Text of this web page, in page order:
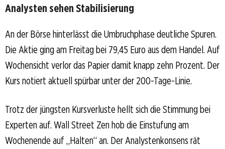
Analysten sehen Stabilisierung
An der Börse hinterlässt die Umbruchphase deutliche Spuren.
Die Aktie ging am Freitag bei 79,45 Euro aus dem Handel. Auf
Wochensicht verlor das Papier damit knapp zehn Prozent. Der
Kurs notiert aktuell spürbar unter der 200-Tage-Linie.
Trotz der jüngsten Kursverluste hellt sich die Stimmung bei
Experten auf. Wall Street Zen hob die Einstufung am
Wochenende auf „Halten“ an. Der Analystenkonsens rät